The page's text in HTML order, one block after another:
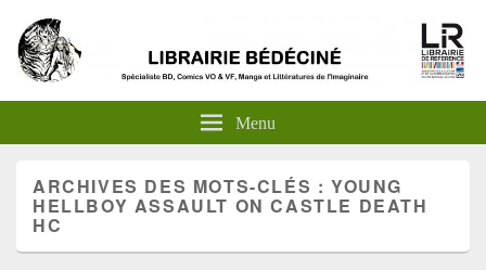
Menu
ARCHIVES DES MOTS-CLÉS :YOUNG
HELLBOY ASSAULT ON CASTLE DEATH
HC